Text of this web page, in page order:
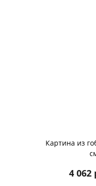
Картина из
4 062